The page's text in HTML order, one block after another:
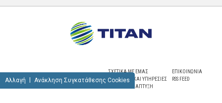
ΣΧΕΤΙΚΑ ΜΕ ΕΜΑΣ
ΠΡΟΪΟΝΤΑ ΚΑΙ ΥΠΗΡΕΣΙΕΣ
ΒΙΩΣΙΜΗ ΑΝΑΠΤΥΞΗ
ΕΠΙΚΟΙΝΩΝΙΑ
RSS FEED
Αλλαγή Ανάκληση Συγκατάθεσης Cookies